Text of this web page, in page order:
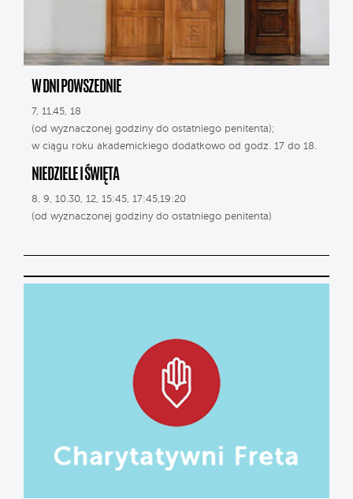
W DNI POWSZEDNIE
7, 11.45, 18
(od wyznaczonej godziny do ostatniego penitenta);
w ciągu roku akademickiego dodatkowo od godz. 17 do 18.
NIEDZIELE I ŚWIĘTA
8, 9, 10.30, 12, 15:45, 17:45,19:20
(od wyznaczonej godziny do ostatniego penitenta)